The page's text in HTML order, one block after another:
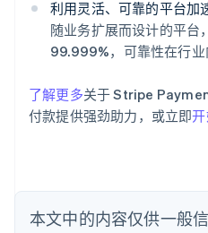
利用灵活、可靠的平台加
随业务扩展而设计的平台
99.999%，可靠性在行业
了解更多关于 Stripe
付款提供强劲助力，或立即
本文中的内容仅供一般
DeutschEnglish
澳大利亚
English
Português English
保加利亚
English
丹麦